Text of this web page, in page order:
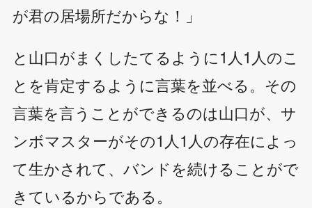
が君の居場所だからな！」
と山口がまくしたてるように1人1人のこ
とを肯定するように言葉を並べる。その
言葉を言うことができるのは山口が、サ
ンボマスターがその1人1人の存在によっ
て生かされて、バンドを続けることがで
きているからである。